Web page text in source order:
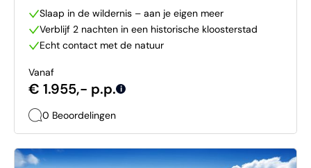
Slaap in de wildernis – aan je eigen meer
Verblijf 2 nachten in een historische kloosterstad
Echt contact met de natuur
Vanaf
€ 1.955,- p.p. i
0 Beoordelingen